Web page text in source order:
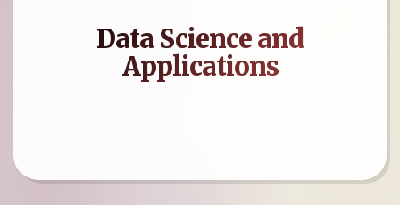
Data Science and
Applications